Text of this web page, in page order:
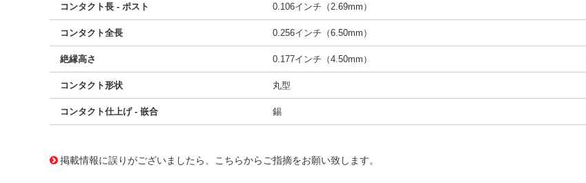
コンタクト長 - ポスト 0.106インチ（2.69mm）
コンタクト全長 0.256インチ（6.50mm）
絶縁高さ 0.177インチ（4.50mm）
コンタクト形状 丸型
コンタクト仕上げ - 嵌合 錫
掲載情報に誤りがございましたら、こちらからご指摘をお願い致します。